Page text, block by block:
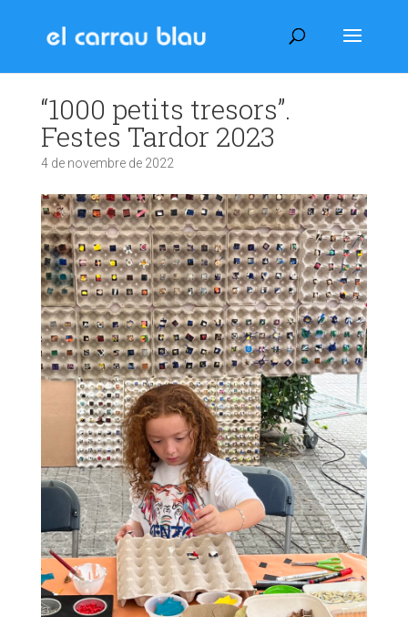
“1000 petits tresors”.
Festes Tardor 2023
4 de novembre de 2022